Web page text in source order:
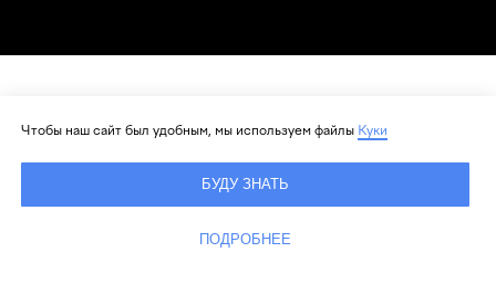
О
НОВОЙ
Чтобы наш сайт был удобным, мы используем файлы Куки
БУДУ ЗНАТЬ
ПОДРОБНЕЕ